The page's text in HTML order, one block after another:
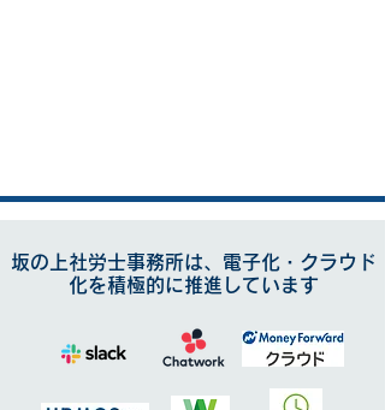
​坂の上社労士事務所は、電子化・クラウド
化を積極的に推進しています